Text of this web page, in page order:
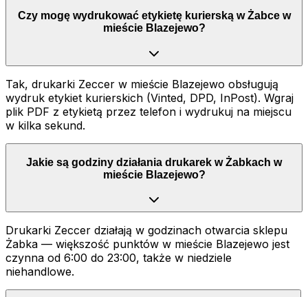
Czy mogę wydrukować etykietę kurierską w Żabce w
mieście Blazejewo?
Tak, drukarki Zeccer w mieście Blazejewo obsługują
wydruk etykiet kurierskich (Vinted, DPD, InPost). Wgraj
plik PDF z etykietą przez telefon i wydrukuj na miejscu
w kilka sekund.
Jakie są godziny działania drukarek w Żabkach w
mieście Blazejewo?
Drukarki Zeccer działają w godzinach otwarcia sklepu
Żabka — większość punktów w mieście Blazejewo jest
czynna od 6:00 do 23:00, także w niedziele
niehandlowe.